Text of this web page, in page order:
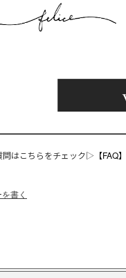
問はこちらをチェック▷ 【FAQ】
書く